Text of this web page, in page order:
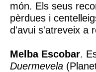
món. Els seus
pèrdues i
d'avui s'atreveix a
Melba Escobar.
Duermevela